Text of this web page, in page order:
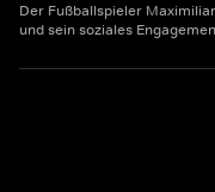
Der Fußballspieler
und sein soziales